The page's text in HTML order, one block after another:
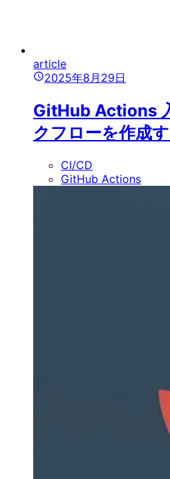
article
2025年8月29日
GitHub Actions
クフローを作成
CI/CD
GitHub Actions